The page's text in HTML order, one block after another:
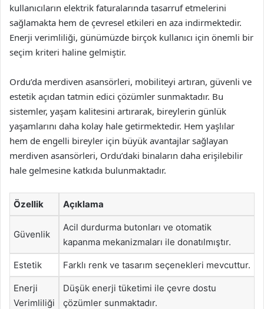
kullanıcıların elektrik faturalarında tasarruf etmelerini
sağlamakta hem de çevresel etkileri en aza indirmektedir.
Enerji verimliliği, günümüzde birçok kullanıcı için önemli bir
seçim kriteri haline gelmiştir.
Ordu’da merdiven asansörleri, mobiliteyi artıran, güvenli ve
estetik açıdan tatmin edici çözümler sunmaktadır. Bu
sistemler, yaşam kalitesini artırarak, bireylerin günlük
yaşamlarını daha kolay hale getirmektedir. Hem yaşlılar
hem de engelli bireyler için büyük avantajlar sağlayan
merdiven asansörleri, Ordu’daki binaların daha erişilebilir
hale gelmesine katkıda bulunmaktadır.
Özellik Açıklama
Güvenlik
Acil durdurma butonları ve otomatik
kapanma mekanizmaları ile donatılmıştır.
Estetik Farklı renk ve tasarım seçenekleri mevcuttur.
Enerji
Verimliliği
Düşük enerji tüketimi ile çevre dostu
çözümler sunmaktadır.